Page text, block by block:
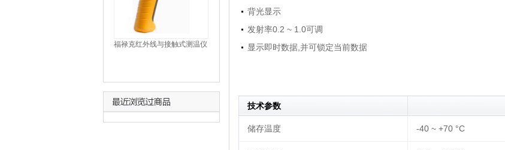
背光显示
发射率0.2 ~ 1.0可调
显示即时数据,并可锁定当前数据
技术参数
储存温度 -40 ~ +70 °C
福禄克红外线与接触式测温仪